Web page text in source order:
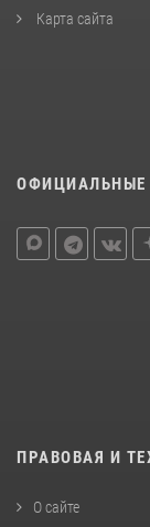
Карта сайта
ОФИЦИАЛЬНЫЕ
ПРАВОВАЯ И
О сайте